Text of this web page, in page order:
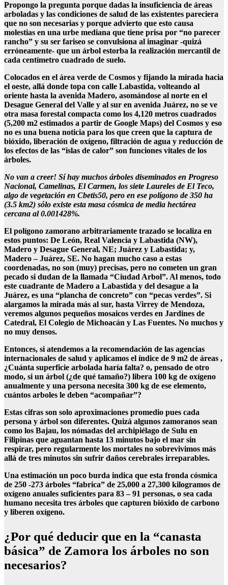
Propongo la pregunta porque dadas la insuficiencia de áreas
arboladas y las condiciones de salud de las existentes pareciera
que no son necesarias y porque advierto que esto causa
molestias en una urbe mediana que tiene prisa por “no parecer
rancho” y su ser fariseo se convulsiona al imaginar -quizá
erróneamente- que un árbol estorba la realización mercantil de
cada centímetro cuadrado de suelo.
Colocados en el área verde de Cosmos y fijando la mirada hacia
el oeste, allá donde topa con calle Labastida, volteando al
oriente hasta la avenida Madero, asomándose al norte en el
Desague General del Valle y al sur en avenida Juárez, no se ve
otra masa forestal compacta como los 4,120 metros cuadrados
(5,200 m2 estimados a partir de Google Maps) del Cosmos y eso
no es una buena noticia para los que creen que la captura de
bióxido, liberación de oxígeno, filtración de agua y reducción de
los efectos de las “islas de calor” son funciones vitales de los
árboles.
No van a creer! Sí hay muchos árboles diseminados en Progreso
Nacional, Camelinas, El Carmen, los siete Laureles de El Teco,
algo de vegetación en Cbetis50, pero en ese polígono de 350 ha
(3.5 km2) sólo existe esta masa cósmica de media hectárea
cercana al 0.001428%.
El polígono zamorano arbitrariamente trazado se localiza en
estos puntos: De León, Real Valencia y Labastida (NW),
Madero y Desague General, NE; Juárez y Labastida; y,
Madero – Juárez, SE. No hagan mucho caso a estas
coordenadas, no son (muy) precisas, pero no cometen un gran
pecado si dudan de la llamada “Ciudad Arbol”. Al menos, todo
este cuadrante de Madero a Labastida y del desague a la
Juárez, es una “plancha de concreto” con “pecas verdes”. Si
alargamos la mirada más al sur, hasta Virrey de Mendoza,
veremos algunos pequeños mosaicos verdes en Jardines de
Catedral, El Colegio de Michoacán y Las Fuentes. No muchos y
no muy densos.
Entonces, si atendemos a la recomendación de las agencias
internacionales de salud y aplicamos el índice de 9 m2 de áreas ,
¿Cuánta superficie arbolada haría falta? o, pensado de otro
modo, si un árbol (¿de qué tamaño?) libera 100 kg de oxígeno
anualmente y una persona necesita 300 kg de ese elemento,
cuántos arboles le deben “acompañar”?
Estas cifras son solo aproximaciones promedio pues cada
persona y árbol son diferentes. Quizá algunos zamoranos sean
como los Bajau, los nómadas del archipiélago de Sulu en
Filipinas que aguantan hasta 13 minutos bajo el mar sin
respirar, pero regularmente los mortales no sobrevivimos más
allá de tres minutos sin sufrir daños cerebrales irreparables.
Una estimación un poco burda indica que esta fronda cósmica
de 250 -273 árboles “fabrica” de 25,000 a 27,300 kilogramos de
oxígeno anuales suficientes para 83 – 91 personas, o sea cada
humano necesita tres árboles que capturen bióxido de carbono
y liberen oxígeno.
¿Por qué deducir que en la “canasta
básica” de Zamora los árboles no son
necesarios?